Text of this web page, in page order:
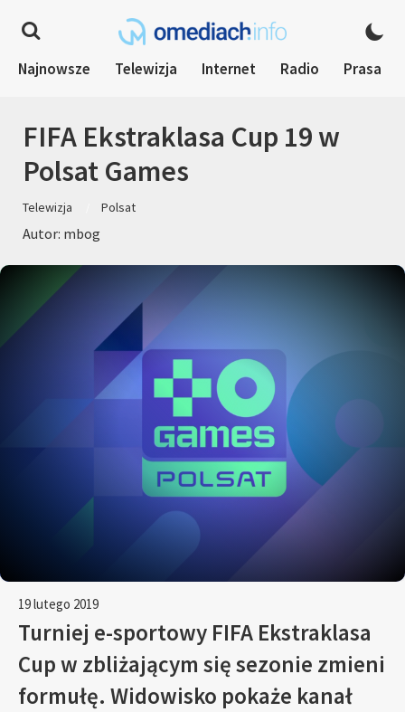
Najnowsze Telewizja Internet Radio Prasa
FIFA Ekstraklasa Cup 19 w
Polsat Games
Telewizja Polsat
Autor: mbog
19 lutego 2019
Turniej e-sportowy FIFA Ekstraklasa
Cup w zbliżającym się sezonie zmieni
formułę. Widowisko pokaże kanał